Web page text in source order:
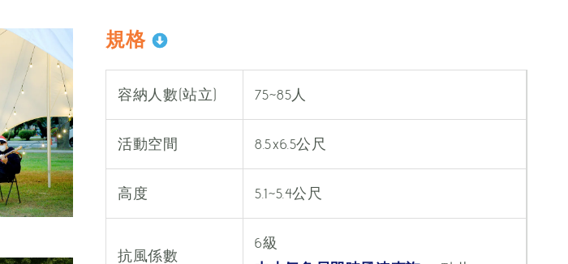
規格
容納人數(站立) 75~85人
活動空間 8.5x6.5公尺
高度 5.1~5.4公尺
抗風係數
6級